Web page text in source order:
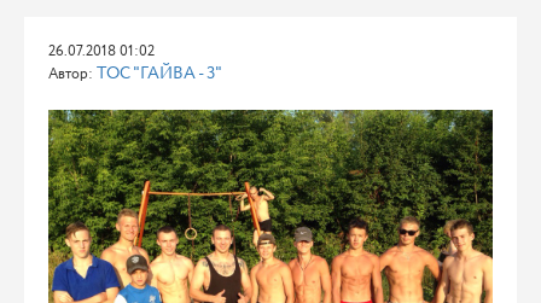
26.07.2018 01:02
Автор: ТОС "ГАЙВА - 3"